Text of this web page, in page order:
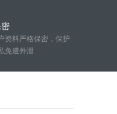
资料严格保密，保护
免遭外泄